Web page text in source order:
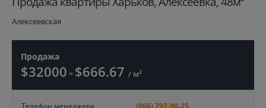
Алексеевская
Продажа
$32000 ≈ $666.67 / м²
Телефон менеджера (066) 792-90-25